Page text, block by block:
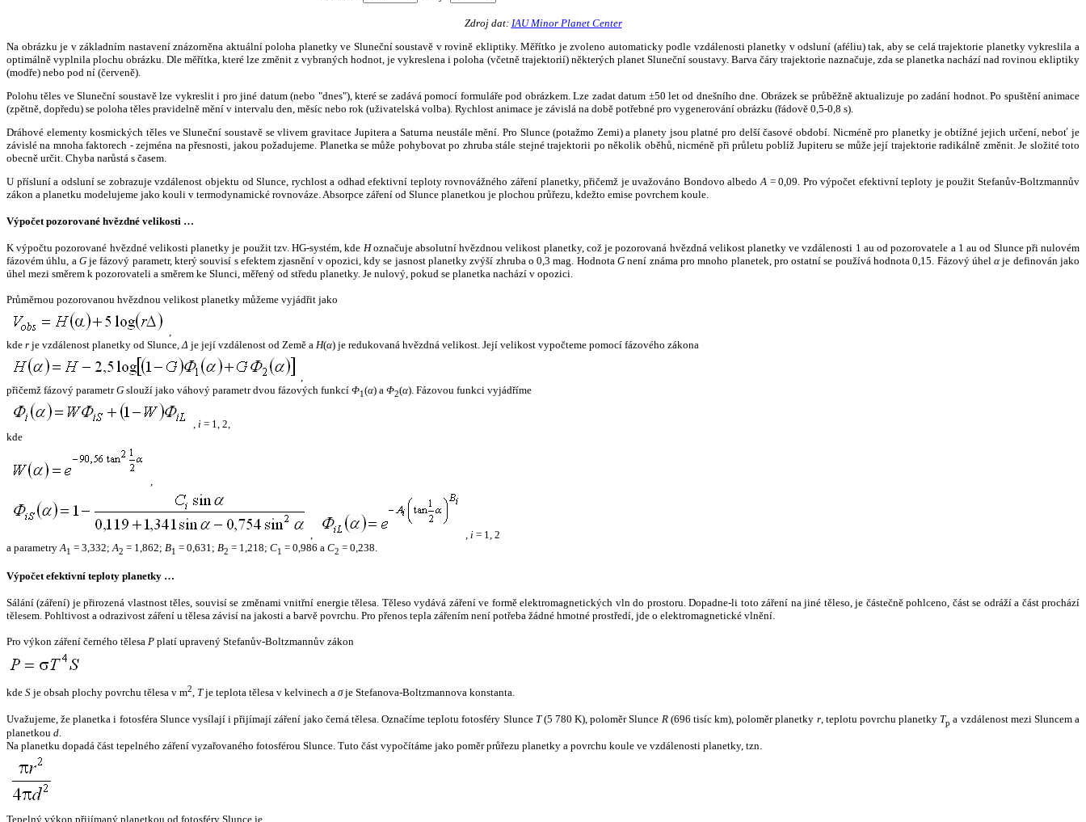
Zdroj dat: IAU Minor Planet Center
Na obrázku je v základním nastavení znázorněna aktuální poloha planetky ve Sluneční soustavě v rovině ekliptiky. Měřítko je zvoleno automaticky podle vzdálenosti planetky v odsluní (aféliu) tak, aby se celá trajektorie planetky vykreslila a
optimálně vyplnila plochu obrázku. Dle měřítka, které lze změnit z vybraných hodnot, je vykreslena i poloha (včetně trajektorií) některých planet Sluneční soustavy. Barva čáry trajektorie naznačuje, zda se planetka nachází nad rovinou ekliptiky
(modře) nebo pod ní (červeně).
Polohu těles ve Sluneční soustavě lze vykreslit i pro jiné datum (nebo "dnes"), které se zadává pomocí formuláře pod obrázkem. Lze zadat datum ±50 let od dnešního dne. Obrázek se průběžně aktualizuje po zadání hodnot. Po spuštění animace
(zpětně, dopředu) se poloha těles pravidelně mění v intervalu den, měsíc nebo rok (uživatelská volba). Rychlost animace je závislá na době potřebné pro vygenerování obrázku (řádově 0,5-0,8 s).
Dráhové elementy kosmických těles ve Sluneční soustavě se vlivem gravitace Jupitera a Saturna neustále mění. Pro Slunce (potažmo Zemi) a planety jsou platné pro delší časové období. Nicméně pro planetky je obtížné jejich určení, neboť je
závislé na mnoha faktorech - zejména na přesnosti, jakou požadujeme. Planetka se může pohybovat po zhruba stále stejné trajektorii po několik oběhů, nicméně při průletu poblíž Jupiteru se může její trajektorie radikálně změnit. Je složité toto
obecně určit. Chyba narůstá s časem.
U přísluní a odsluní se zobrazuje vzdálenost objektu od Slunce, rychlost a odhad efektivní teploty rovnovážného záření planetky, přičemž je uvažováno Bondovo albedo A = 0,09. Pro výpočet efektivní teploty je použit Stefanův-Boltzmannův
zákon a planetku modelujeme jako kouli v termodynamické rovnováze. Absorpce záření od Slunce planetkou je plochou průřezu, kdežto emise povrchem koule.
Výpočet pozorované hvězdné velikosti …
K výpočtu pozorované hvězdné velikosti planetky je použit tzv. HG-systém, kde Hoznačuje absolutní hvězdnou velikost planetky, což je pozorovaná hvězdná velikost planetky ve vzdálenosti 1 au od pozorovatele a 1 au od Slunce při nulovém
fázovém úhlu, a Gje fázový parametr, který souvisí s efektem zjasnění v opozici, kdy se jasnost planetky zvýší zhruba o 0,3 mag. HodnotaG není známa pro mnoho planetek, pro ostatní se používá hodnota 0,15. Fázový úhelα je definován jako
úhel mezi směrem k pozorovateli a směrem ke Slunci, měřený od středu planetky. Je nulový, pokud se planetka nachází v opozici.
Průměrnou pozorovanou hvězdnou velikost planetky můžeme vyjádřit jako
,
kde r je vzdálenost planetky od Slunce,Δ je její vzdálenost od Země a H(α) je redukovaná hvězdná velikost. Její velikost vypočteme pomocí fázového zákona
,
přičemž fázový parametrG slouží jako váhový parametr dvou fázových funkcí Φ1(α) a Φ2(α). Fázovou funkci vyjádříme
, i = 1, 2,
kde
,
, , i = 1, 2
a parametryA1 = 3,332;A2 = 1,862; B1 = 0,631; B2 = 1,218; C1 = 0,986 a C2 = 0,238.
Výpočet efektivní teploty planetky …
Sálání (záření) je přirozená vlastnost těles, souvisí se změnami vnitřní energie tělesa. Těleso vydává záření ve formě elektromagnetických vln do prostoru. Dopadne-li toto záření na jiné těleso, je částečně pohlceno, část se odráží a část prochází
tělesem. Pohltivost a odrazivost záření u tělesa závisí na jakosti a barvě povrchu. Pro přenos tepla zářením není potřeba žádné hmotné prostředí, jde o elektromagnetické vlnění.
Pro výkon záření černého tělesa P platí upravený Stefanův-Boltzmannův zákon
kde S je obsah plochy povrchu tělesa v m2, Tje teplota tělesa v kelvinech a σje Stefanova-Boltzmannova konstanta.
Uvažujeme, že planetka i fotosféra Slunce vysílají i přijímají záření jako černá tělesa. Označíme teplotu fotosféry Slunce T(5 780 K), poloměr Slunce R(696 tisíc km), poloměr planetky r, teplotu povrchu planetky Tp a vzdálenost mezi Sluncem a
planetkou d.
Na planetku dopadá část tepelného záření vyzařovaného fotosférou Slunce. Tuto část vypočítáme jako poměr průřezu planetky a povrchu koule ve vzdálenosti planetky, tzn.
Tepelný výkon přijímaný planetkou od fotosféry Slunce je